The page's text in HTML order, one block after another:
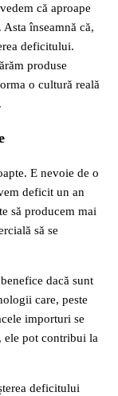
că aproape
înseamnă că,
deficitului.
produse
o cultură reală
E nevoie de o
deficit un an
să producem mai
să se
dacă sunt
care, peste
importuri se
ele pot contribui la
deficitului